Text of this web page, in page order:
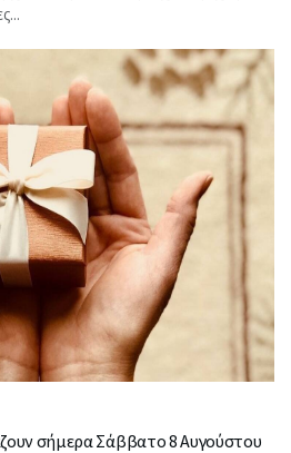
σήμερα Σάββατο 8 Αυγούστου